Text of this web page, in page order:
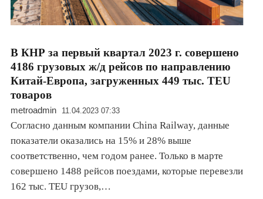
В КНР за первый квартал 2023 г. совершено
4186 грузовых ж/д рейсов по направлению
Китай-Европа, загруженных 449 тыс. TEU
товаров
metroadmin 11.04.2023 07:33
Согласно данным компании China Railway, данные
показатели оказались на 15% и 28% выше
соответственно, чем годом ранее. Только в марте
совершено 1488 рейсов поездами, которые перевезли
162 тыс. TEU грузов,…